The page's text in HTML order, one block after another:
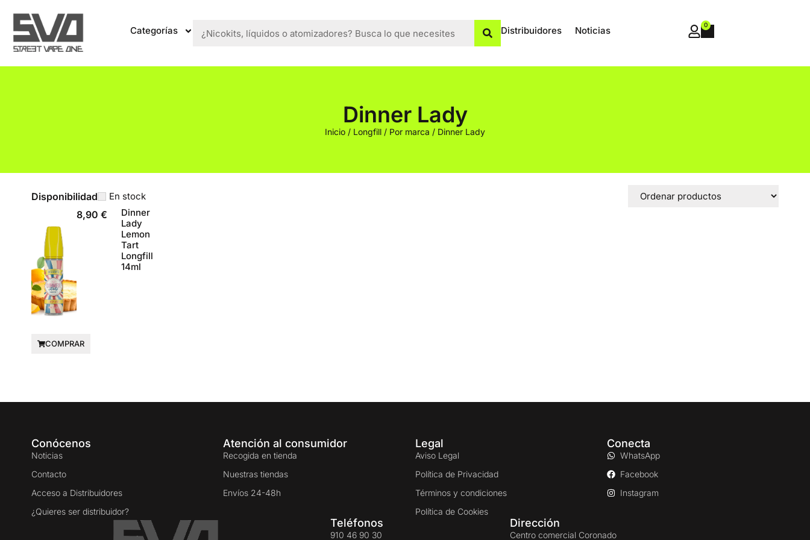
Categorías Distribuidores Noticias 0
Dinner Lady
Inicio / Longfill / Por marca / Dinner Lady
Disponibilidad En stock
8,90 €
Dinner
Lady
Lemon
Tart
Longfill
14ml
COMPRAR
Conócenos
Noticias
Contacto
Acceso a Distribuidores
¿Quieres ser distribuidor?
Atención al consumidor
Recogida en tienda
Nuestras tiendas
Envíos 24-48h
Legal
Aviso Legal
Política de Privacidad
Términos y condiciones
Política de Cookies
Conecta
WhatsApp
Facebook
Instagram
Teléfonos
910 46 90 30
Dirección
Centro comercial Coronado